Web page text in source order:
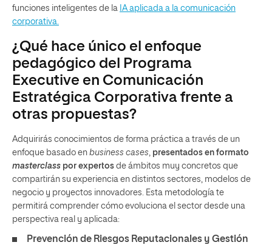
funciones inteligentes de la IA aplicada a la comunicación
corporativa.
¿Qué hace único el enfoque
pedagógico del Programa
Executive en Comunicación
Estratégica Corporativa frente a
otras propuestas?
Adquirirás conocimientos de forma práctica a través de un
enfoque basado en business cases, presentados en formato
masterclass por expertos de ámbitos muy concretos que
compartirán su experiencia en distintos sectores, modelos de
negocio y proyectos innovadores. Esta metodología te
permitirá comprender cómo evoluciona el sector desde una
perspectiva real y aplicada:
Prevención de Riesgos Reputacionales y Gestión